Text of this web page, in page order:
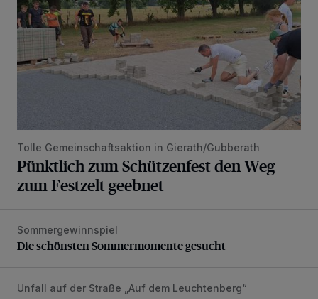
Tolle Gemeinschaftsaktion in Gierath/Gubberath
Pünktlich zum Schützenfest den Weg
zum Festzelt geebnet
Die schönsten Sommermomente gesucht
Sommergewinnspiel
Die schönsten Sommermomente gesucht
Rollerfahrerin bei Verkehrsunfall schwer verletzt
Unfall auf der Straße „Auf dem Leuchtenberg“